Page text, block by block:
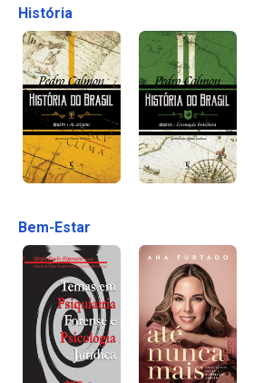
História
Bem-Estar